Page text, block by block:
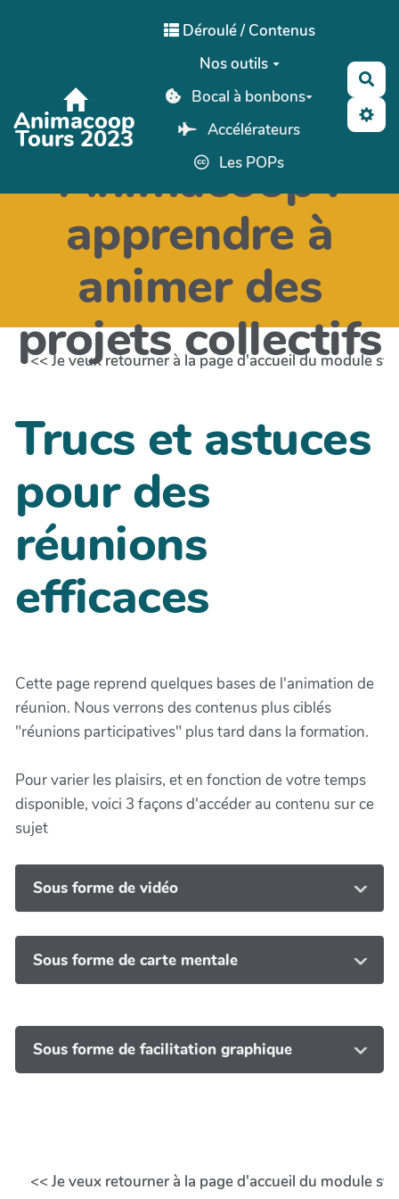
Aller au contenu principal
Animacoop
Tours 2023
Déroulé / Contenus
Nos outils
Bocal à bonbons
Accélérateurs
Les POPs
Animacoop :
apprendre à
animer des
projets collectifs
<< Je veux retourner à la page d'accueil du module
Trucs et astuces
pour des
réunions
efficaces
Cette page reprend quelques bases de l'animation de
réunion. Nous verrons des contenus plus ciblés
"réunions participatives" plus tard dans la formation.
Pour varier les plaisirs, et en fonction de votre temps
disponible, voici 3 façons d'accéder au contenu sur ce
sujet
Sous forme de vidéo
Sous forme de carte mentale
Sous forme de facilitation graphique
<< Je veux retourner à la page d'accueil du module